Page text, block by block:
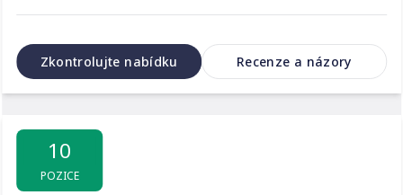
Zkontrolujte nabídku Recenze a názory
10
POZICE